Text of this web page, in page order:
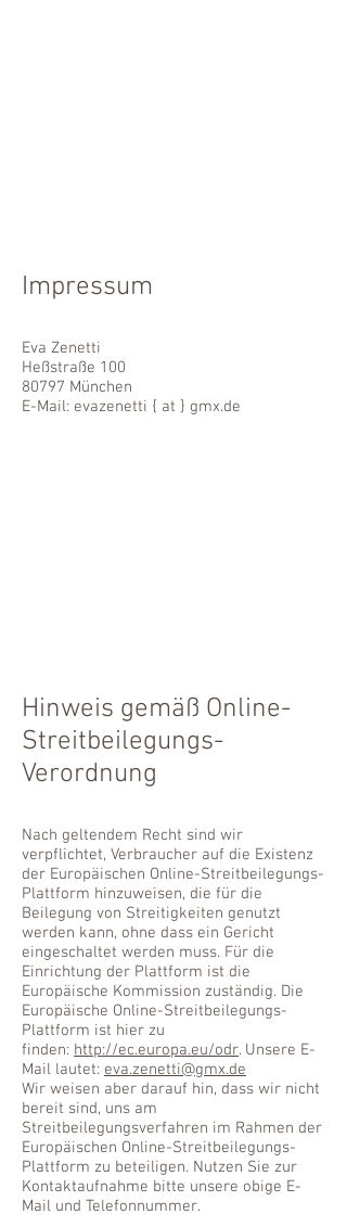
Impressum
Eva Zenetti
Heßstraße 100
80797 München
E-Mail: evazenetti { at } gmx.de
Hinweis gemäß Online-
Streitbeilegungs-
Verordnung
Nach geltendem Recht sind wir
verpflichtet, Verbraucher auf die Existenz
der Europäischen Online-Streitbeilegungs-
Plattform hinzuweisen, die für die
Beilegung von Streitigkeiten genutzt
werden kann, ohne dass ein Gericht
eingeschaltet werden muss. Für die
Einrichtung der Plattform ist die
Europäische Kommission zuständig. Die
Europäische Online-Streitbeilegungs-
Plattform ist hier zu
finden: http://ec.europa.eu/odr. Unsere E-
Mail lautet: eva.zenetti@gmx.de
Wir weisen aber darauf hin, dass wir nicht
bereit sind, uns am
Streitbeilegungsverfahren im Rahmen der
Europäischen Online-Streitbeilegungs-
Plattform zu beteiligen. Nutzen Sie zur
Kontaktaufnahme bitte unsere obige E-
Mail und Telefonnummer.